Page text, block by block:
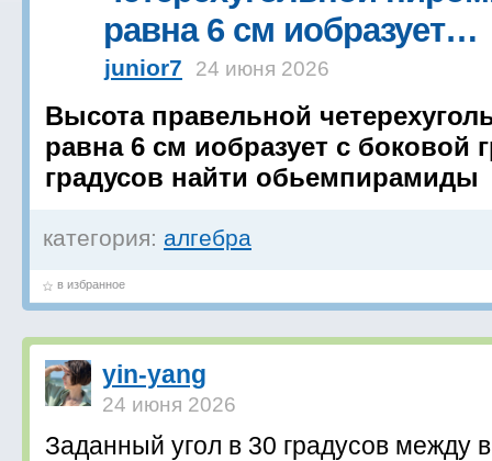
равна 6 см иобразует…
junior7 24 июня 2026
Высота правельной
равна 6 см иобразует с боковой
градусов найти обьемпирамиды
категория: алгебра
в избранное
yin-yang
24 июня 2026
Заданный угол в 30 градусов между